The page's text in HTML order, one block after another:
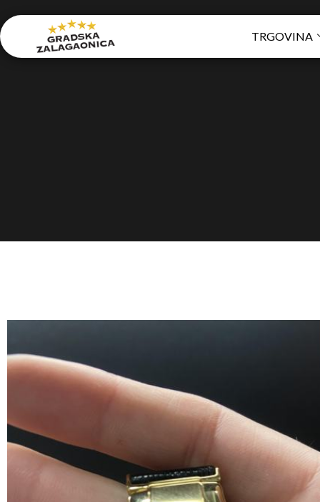
TRGOVINA